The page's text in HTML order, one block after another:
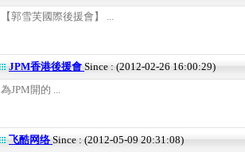
【郭雪芙國際後援會】 ...
JPM香港後援會 Since : (2012-02-26 16:00:29)
為JPM開的 ...
飞酷网络Since : (2012-05-09 20:31:08)